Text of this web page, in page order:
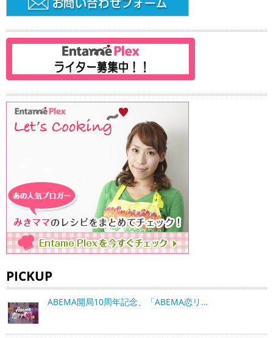
PICKUP
ABEMA開局10周年記念、「ABEMA恋リ…